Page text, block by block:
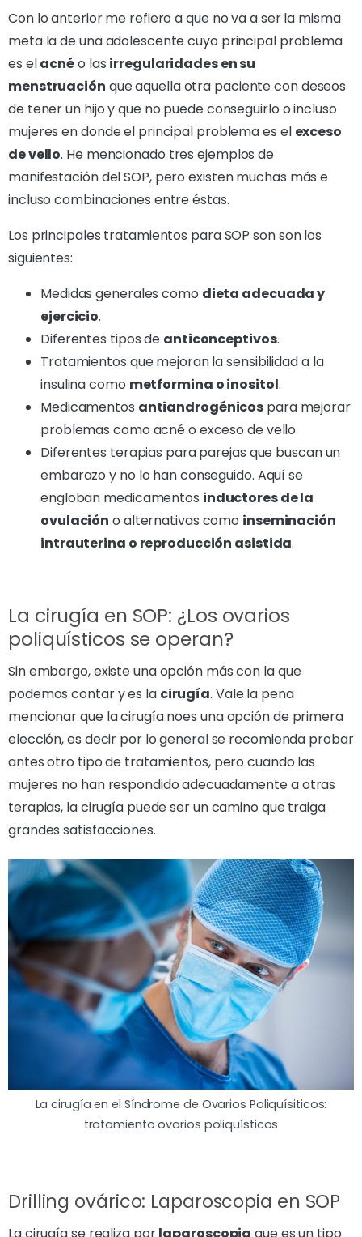
Con lo anterior me refiero a que no va a ser la misma
meta la de una adolescente cuyo principal problema
es elacnéo las irregularidades en su
menstruación que aquella otra paciente con deseos
de tener un hijo y que no puede conseguirlo o incluso
mujeres en donde el principal problema es el exceso
de vello. He mencionado tres ejemplos de
manifestación del SOP, pero existen muchas más e
incluso combinaciones entre éstas.
Los principales tratamientos para SOP son son los
siguientes:
Medidas generales como dieta adecuada y
ejercicio.
Diferentes tipos de anticonceptivos.
Tratamientos que mejoran la sensibilidad a la
insulina como metformina o inositol.
Medicamentos antiandrogénicos para mejorar
problemas como acné o exceso de vello.
Diferentes terapias para parejas que buscan un
embarazo y no lo han conseguido. Aquí se
engloban medicamentos inductores de la
ovulación o alternativas como inseminación
intrauterina o reproducción asistida.
La cirugía en SOP: ¿Los ovarios
poliquísticos se operan?
Sin embargo, existe una opción más con la que
podemos contar y es la cirugía. Vale la pena
mencionar que la cirugía noes una opción de primera
elección, es decir por lo general se recomienda probar
antes otro tipo de tratamientos, pero cuando las
mujeres no han respondido adecuadamente a otras
terapias, la cirugía puede ser un camino que traiga
grandes satisfacciones.
La cirugía en el Síndrome de Ovarios Poliquísiticos:
tratamiento ovarios poliquísticos
Drilling ovárico: Laparoscopia en SOP